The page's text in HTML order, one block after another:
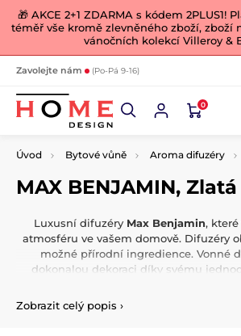
🎁 AKCE 2+1 ZDARMA s kódem 2PLUS1!
téměř vše kromě zlevněného zboží, zboží
vánočních kolekcí Villeroy &
Zavolejte nám (Po-Pá 9-16)
0
Úvod Bytové vůně Aroma difuzéry
MAX BENJAMIN, Zlatá
Luxusní difuzéry Max Benjamin,
atmosféru ve vašem domově. Difuzéry
možné přírodní ingredience. Vonné
dokonalou dekoraci díky svému
interiéru dosáhnete za
do láhve a váš vonný rituál
Zobrazit celý popis ›